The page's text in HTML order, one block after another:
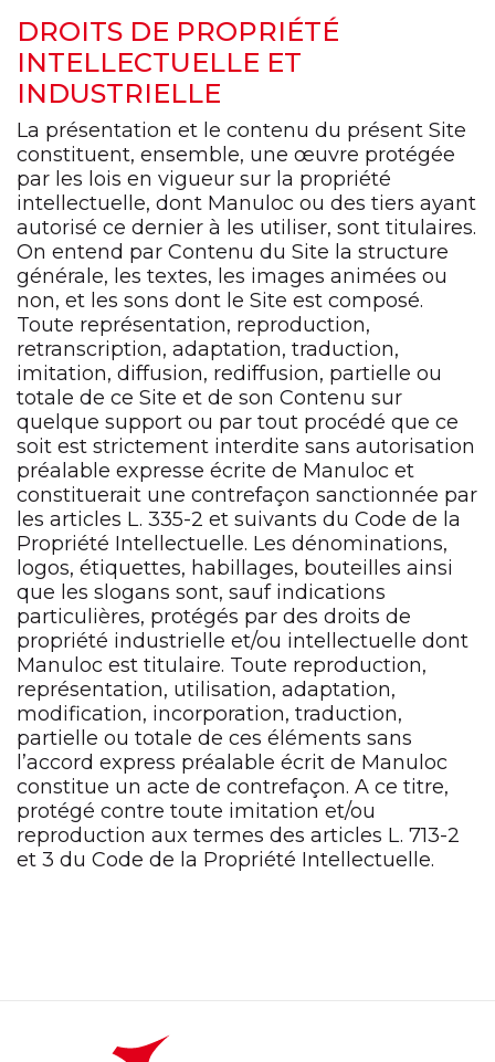
DROITS DE PROPRIÉTÉ
INTELLECTUELLE ET
INDUSTRIELLE
La présentation et le contenu du présent Site
constituent, ensemble, une œuvre protégée
par les lois en vigueur sur la propriété
intellectuelle, dont Manuloc ou des tiers ayant
autorisé ce dernier à les utiliser, sont titulaires.
On entend par Contenu du Site la structure
générale, les textes, les images animées ou
non, et les sons dont le Site est composé.
Toute représentation, reproduction,
retranscription, adaptation, traduction,
imitation, diffusion, rediffusion, partielle ou
totale de ce Site et de son Contenu sur
quelque support ou par tout procédé que ce
soit est strictement interdite sans autorisation
préalable expresse écrite de Manuloc et
constituerait une contrefaçon sanctionnée par
les articles L. 335-2 et suivants du Code de la
Propriété Intellectuelle. Les dénominations,
logos, étiquettes, habillages, bouteilles ainsi
que les slogans sont, sauf indications
particulières, protégés par des droits de
propriété industrielle et/ou intellectuelle dont
Manuloc est titulaire. Toute reproduction,
représentation, utilisation, adaptation,
modification, incorporation, traduction,
partielle ou totale de ces éléments sans
l’accord express préalable écrit de Manuloc
constitue un acte de contrefaçon. A ce titre,
protégé contre toute imitation et/ou
reproduction aux termes des articles L. 713-2
et 3 du Code de la Propriété Intellectuelle.